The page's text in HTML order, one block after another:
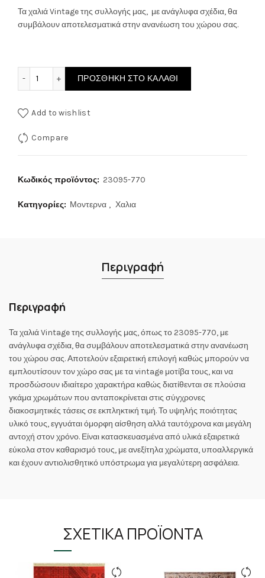
range:
through
315.00€
Τα χαλιά Vintage της συλλογής μας, με ανάγλυφα σχέδια, θα
συμβάλουν αποτελεσματικά στην ανανέωση του χώρου σας.
ΠΡΟΣΘΉΚΗ ΣΤΟ ΚΑΛΆΘΙ
Add to wishlist
Compare
Κωδικός προϊόντος: 23095-770
Κατηγορίες: Μοντερνα , Χαλια
Περιγραφή
Περιγραφή
Τα χαλιά Vintage της συλλογής μας, όπως το 23095-770, με
ανάγλυφα σχέδια, θα συμβάλουν αποτελεσματικά στην ανανέωση
του χώρου σας. Αποτελούν εξαιρετική επιλογή καθώς μπορούν να
εμπλουτίσουν τον χώρο σας με τα vintage μοτίβα τους, και να
προσδώσουν ιδιαίτερο χαρακτήρα καθώς διατίθενται σε πλούσια
γκάμα χρωμάτων που ανταποκρίνεται στις σύγχρονες
διακοσμητικές τάσεις σε εκπληκτική τιμή. Το υψηλής ποιότητας
υλικό τους, εγγυάται όμορφη αίσθηση αλλά ταυτόχρονα και μεγάλη
αντοχή στον χρόνο. Είναι κατασκευασμένα από υλικά εξαιρετικά
εύκολα στον καθαρισμό τους, με ανεξίτηλα χρώματα, υποαλλεργικά
και έχουν αντιολισθητικό υπόστρωμα για μεγαλύτερη ασφάλεια.
ΣΧΕΤΙΚΆ ΠΡΟΪΌΝΤΑ